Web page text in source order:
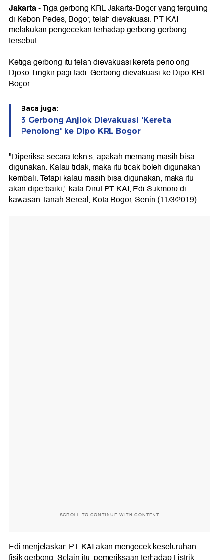
Jakarta-Tiga gerbong KRL Jakarta-Bogor yang terguling
di Kebon Pedes, Bogor, telah dievakuasi. PT KAI
melakukan pengecekan terhadap gerbong-gerbong
tersebut.
Ketiga gerbong itu telah dievakuasi kereta penolong
Djoko Tingkir pagi tadi. Gerbong dievakuasi ke Dipo KRL
Bogor.
Baca juga:
3 Gerbong Anjlok Dievakuasi 'Kereta
Penolong' ke Dipo KRL Bogor
"Diperiksa secara teknis, apakah memang masih bisa
digunakan. Kalau tidak, maka itu tidak boleh digunakan
kembali. Tetapi kalau masih bisa digunakan, maka itu
akan diperbaiki," kata Dirut PT KAI, Edi Sukmoro di
kawasan Tanah Sereal, Kota Bogor, Senin (11/3/2019).
SCROLL TO CONTINUE WITH CONTENT
Edi menjelaskan PT KAI akan mengecek keseluruhan